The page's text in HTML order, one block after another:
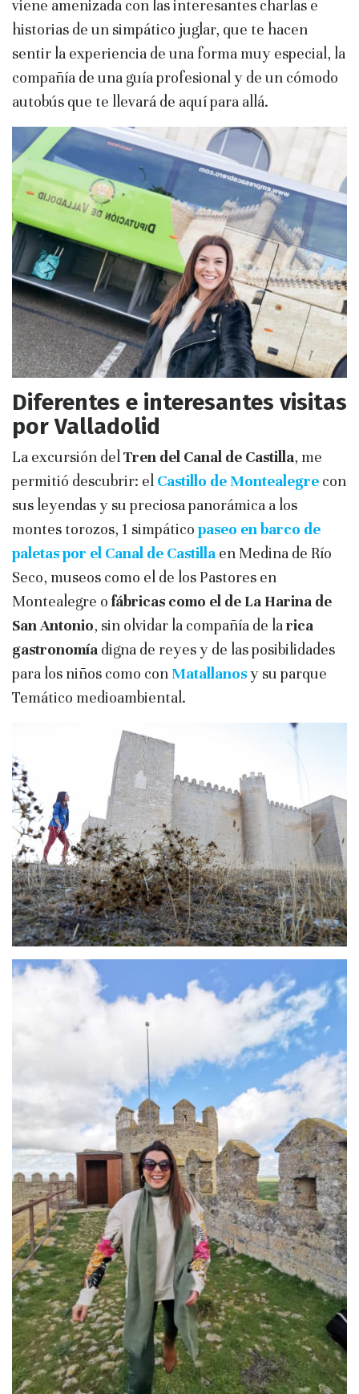
viene amenizada con las interesantes charlas e
historias de un simpático juglar, que te hacen
sentir la experiencia de una forma muy especial, la
compañía de una guía profesional y de un cómodo
autobús que te llevará de aquí para allá.
Diferentes e interesantes visitas
por Valladolid
La excursión delTren del Canal de Castilla, me
permitió descubrir: el Castillo de Montealegre con
sus leyendas y su preciosa panorámica a los
montes torozos, 1 simpático paseo en barco de
paletas por el Canal de Castilla en Medina de Río
Seco, museos como el de los Pastores en
Montealegre o fábricas como el de La Harina de
San Antonio, sin olvidar la compañía de larica
gastronomía digna de reyes y de las posibilidades
para los niños como con Matallanosy su parque
Temático medioambiental.